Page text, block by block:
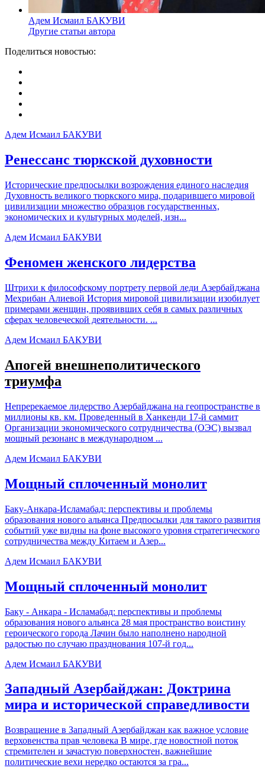
Адем Исмаил БАКУВИ
Другие статьи автора
Поделиться новостью:
Адем Исмаил БАКУВИ
Ренессанс тюркской духовности
Исторические предпосылки возрождения единого наследия
Духовность великого тюркского мира, подарившего мировой
цивилизации множество образцов государственных,
экономических и культурных моделей, изн...
Адем Исмаил БАКУВИ
Феномен женского лидерства
Штрихи к философскому портрету первой леди Азербайджана
Мехрибан Алиевой История мировой цивилизации изобилует
примерами женщин, проявивших себя в самых различных
сферах человеческой деятельности. ...
Адем Исмаил БАКУВИ
Апогей внешнеполитического
триумфа
Непререкаемое лидерство Азербайджана на геопространстве в
миллионы кв. км. Проведенный в Ханкенди 17-й саммит
Организации экономического сотрудничества (ОЭС) вызвал
мощный резонанс в международном ...
Адем Исмаил БАКУВИ
Мощный сплоченный монолит
Баку-Анкара-Исламабад: перспективы и проблемы
образования нового альянса Предпосылки для такого развития
событий уже видны на фоне высокого уровня стратегического
сотрудничества между Китаем и Азер...
Адем Исмаил БАКУВИ
Мощный сплоченный монолит
Баку - Анкара - Исламабад: перспективы и проблемы
образования нового альянса 28 мая пространство воистину
героического города Лачин было наполнено народной
радостью по случаю празднования 107-й год...
Адем Исмаил БАКУВИ
Западный Азербайджан: Доктрина
мира и исторической справедливости
Возвращение в Западный Азербайджан как важное условие
верховенства прав человека В мире, где новостной поток
стремителен и зачастую поверхностен, важнейшие
политические вехи нередко остаются за гра...